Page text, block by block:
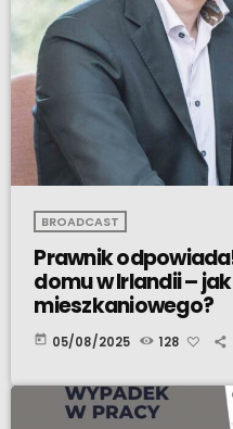
BROADCAST
Prawnik
domu w Irlandii –
mieszkaniowego?
today 05/08/2025 128